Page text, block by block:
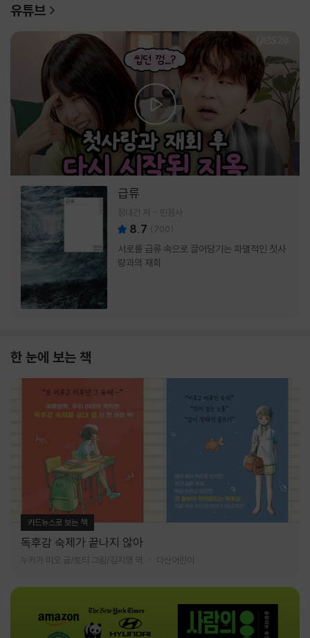
유튜브
급류
정대건 저 민음사
8.7 (700)
서로를 급류 속으로 끌어당기는 파멸적인 첫사
랑과의 재회
한 눈에 보는 책
카드뉴스로 보는 책
독후감 숙제가 끝나지 않아
누카가 미오 글/토티 그림/김지영 역 다산어린이